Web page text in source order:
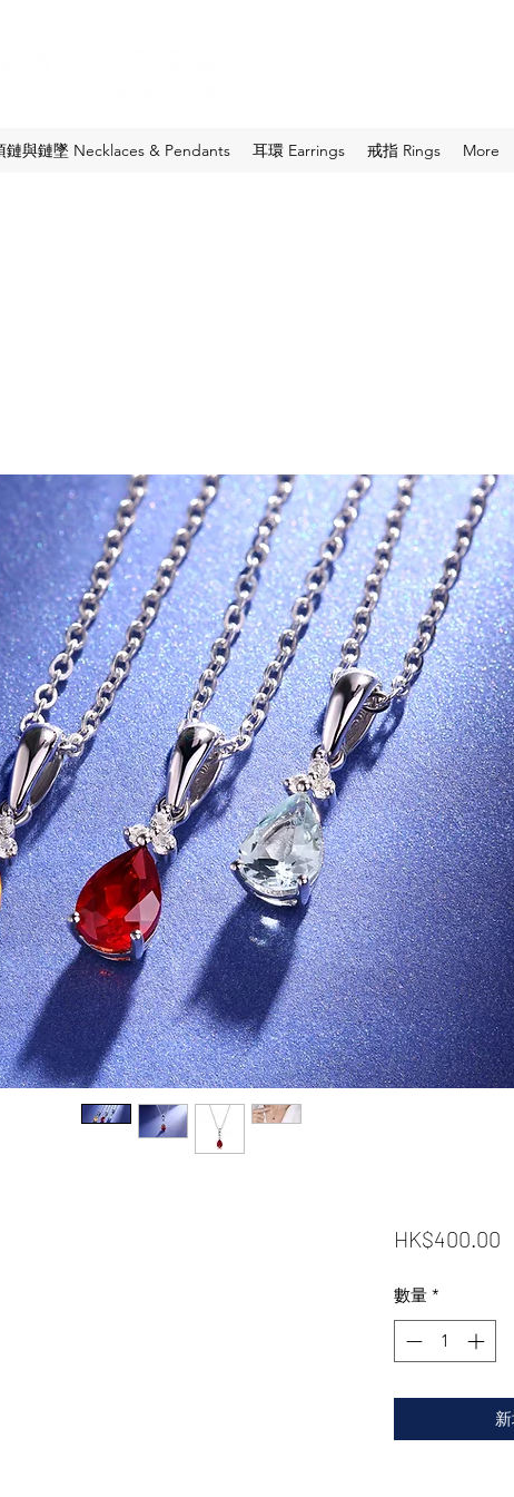
鏈與鏈墜 Necklaces & Pendants 耳環 Earrings 戒指 Rings More
HK$400.00價
數量 *